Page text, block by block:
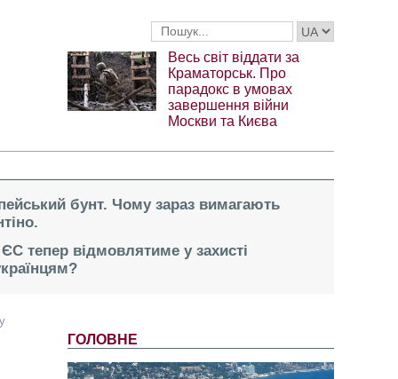
Весь світ віддати за
Краматорськ. Про
парадокс в умовах
завершення війни
Москви та Києва
бунт. Чому зараз вимагають
тепер відмовлятиме у захисті
ГОЛОВНЕ